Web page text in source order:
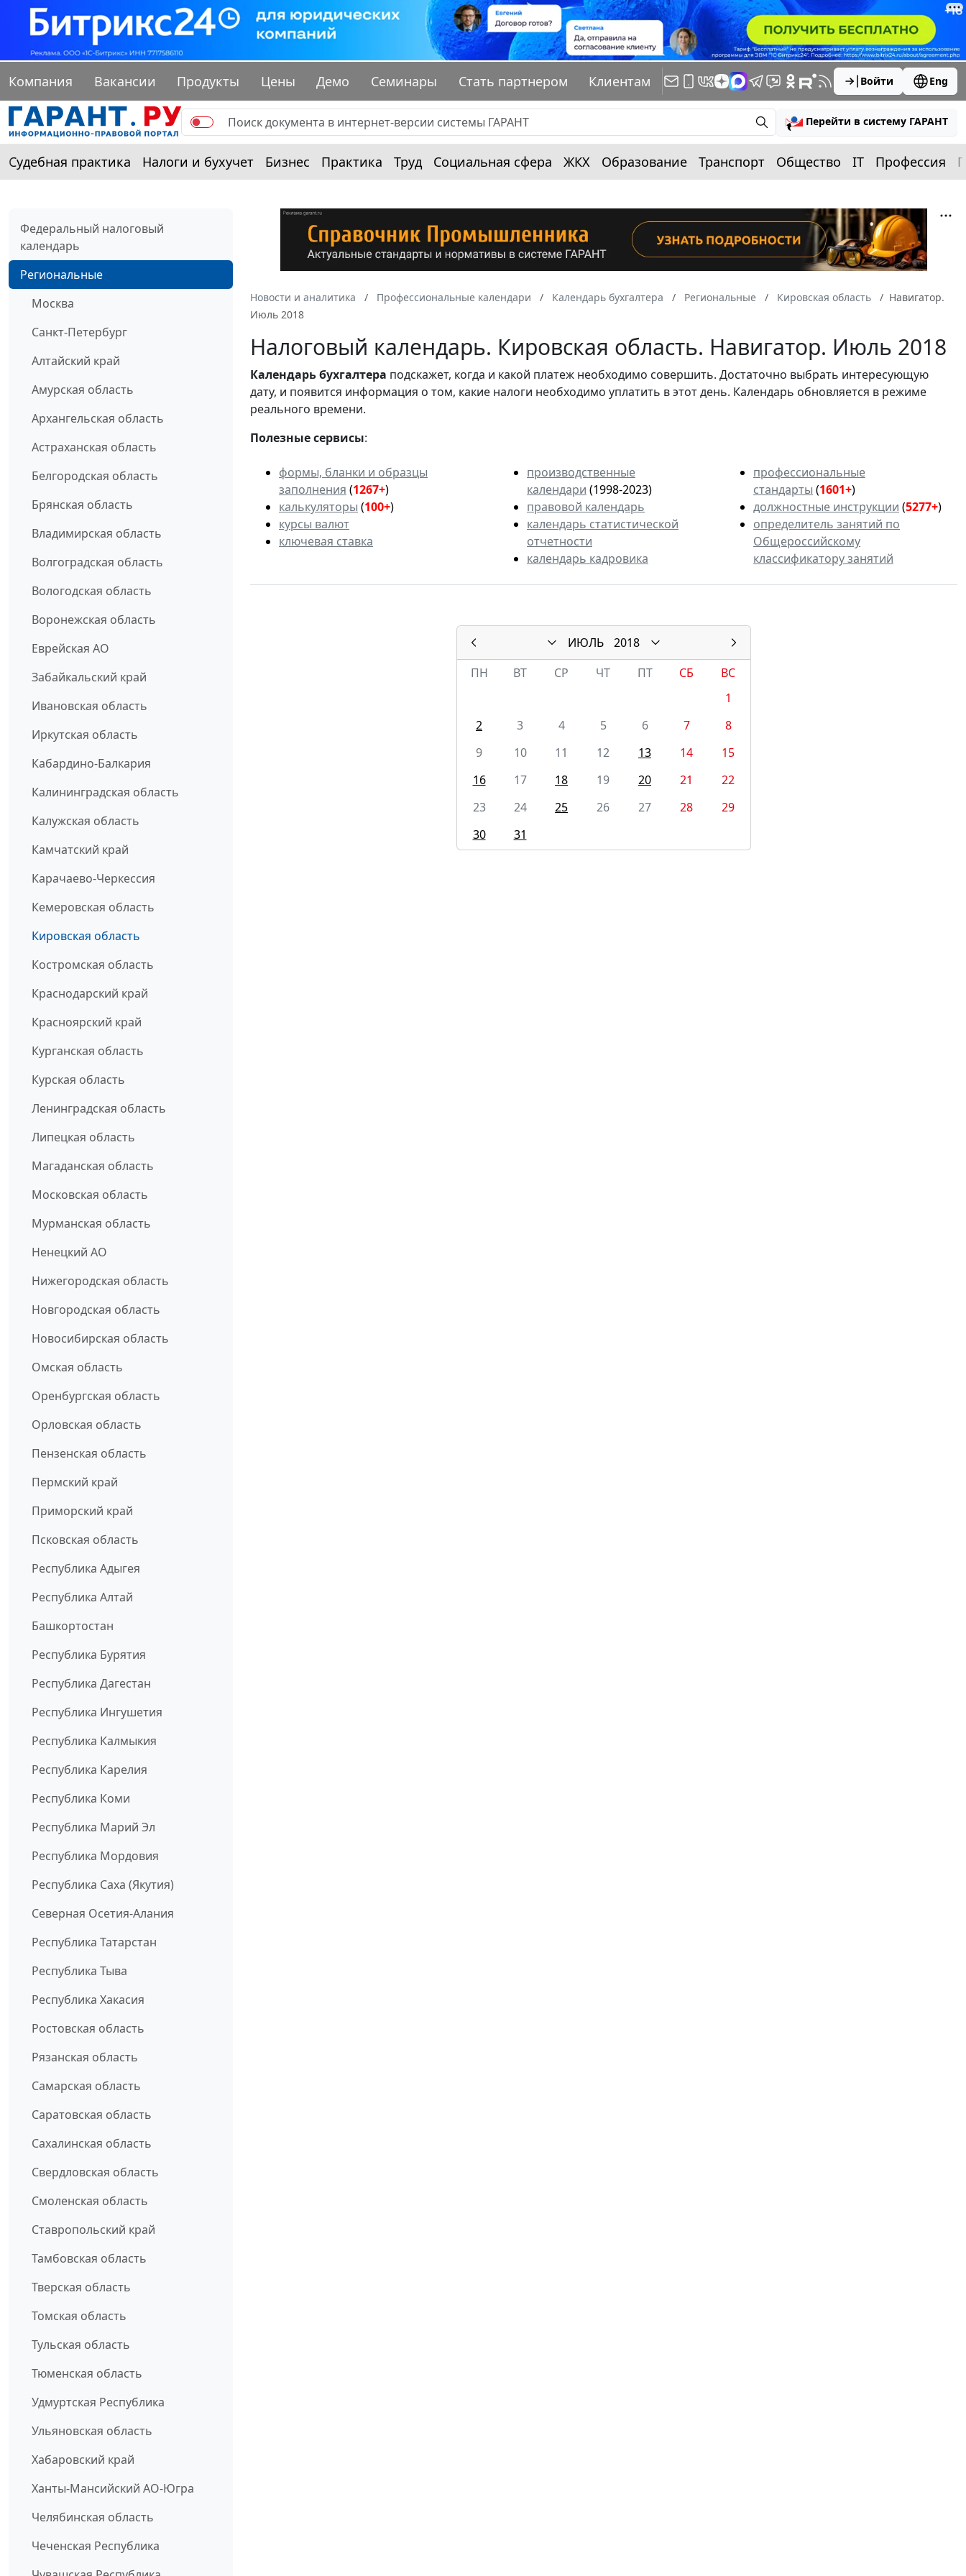
Компания Вакансии Продукты Цены Демо Семинары Стать партнером Клиентам Войти Eng
Перейти в систему ГАРАНТ
Судебная практика Налоги и бухучет Бизнес Практика Труд Социальная сфера ЖКХ Образование Транспорт Общество IT Профессия
Федеральный налоговый
календарь
Региональные
Москва
Санкт-Петербург
Алтайский край
Амурская область
Архангельская область
Астраханская область
Белгородская область
Брянская область
Владимирская область
Волгоградская область
Вологодская область
Воронежская область
Еврейская АО
Забайкальский край
Ивановская область
Иркутская область
Кабардино-Балкария
Калининградская область
Калужская область
Камчатский край
Карачаево-Черкессия
Кемеровская область
Кировская область
Костромская область
Краснодарский край
Красноярский край
Курганская область
Курская область
Ленинградская область
Липецкая область
Магаданская область
Московская область
Мурманская область
Ненецкий АО
Нижегородская область
Новгородская область
Новосибирская область
Омская область
Оренбургская область
Орловская область
Пензенская область
Пермский край
Приморский край
Псковская область
Республика Адыгея
Республика Алтай
Башкортостан
Республика Бурятия
Республика Дагестан
Республика Ингушетия
Республика Калмыкия
Республика Карелия
Республика Коми
Республика Марий Эл
Республика Мордовия
Республика Саха (Якутия)
Северная Осетия-Алания
Республика Татарстан
Республика Тыва
Республика Хакасия
Ростовская область
Рязанская область
Самарская область
Саратовская область
Сахалинская область
Свердловская область
Смоленская область
Ставропольский край
Тамбовская область
Тверская область
Томская область
Тульская область
Тюменская область
Удмуртская Республика
Ульяновская область
Хабаровский край
Ханты-Мансийский АО-Югра
Челябинская область
Чеченская Республика
Новости и аналитика Профессиональные календари Календарь бухгалтера Региональные Кировская область
Навигатор.
Июль 2018
Налоговый календарь. Кировская область. Навигатор. Июль 2018
Календарьбухгалтера подскажет, когда и какой платеж необходимо совершить. Достаточно выбрать интересующую
дату, и появится информация о том, какие налоги необходимо уплатить в этот день. Календарь обновляется в режиме
реального времени.
Полезные сервисы:
формы, бланки и образцы
заполнения (1267+)
калькуляторы (100+)
курсы валют
ключевая ставка
производственные
календари (1998-2023)
правовой календарь
календарь статистической
отчетности
календарь кадровика
профессиональные
стандарты (1601+)
должностные инструкции (5277+)
определитель занятий по
Общероссийскому
классификатору занятий
ИЮЛЬ
2018
ПН
ВТ СР ЧТ ПТ СБ
ВС
1
2
3 4 5 6 7
8
9
10 11 12 13 14
15
16
17 18 19 20 21
22
23
24 25 26 27 28
29
30
31